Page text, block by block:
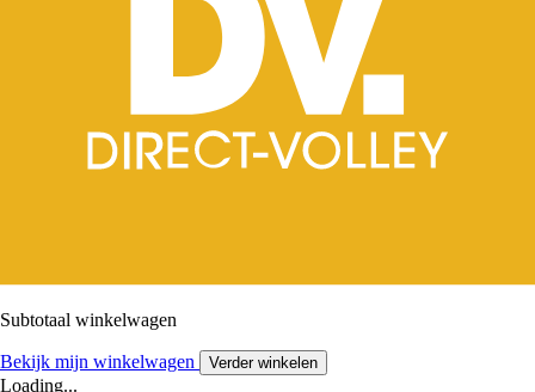
Subtotaal winkelwagen
Bekijk mijn winkelwagen Verder winkelen
Loading...